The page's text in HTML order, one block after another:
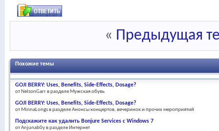
« Предыдущая
Похожие темы
GOJI BERRY: Uses, Benefits, Side-Effects, Dosage?
от NelsonGarr в разделе Мужская обувь
GOJI BERRY: Uses, Benefits, Side-Effects, Dosage?
от MinnaLongs в разделе Анонсы концертов, вечеринок и прочих мероприятий
Подскажите как удалить Bonjure Services с Windows 7
от Anjunab0y в разделе Интернет